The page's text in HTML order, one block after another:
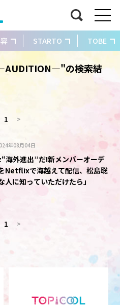
STARTO TOBE
の検索結
1 >
年08月04日
外進出”だ!新メンバーオーデ
Netflixで海越えて配信、松島聡
人に知っていただけたら」
1 >